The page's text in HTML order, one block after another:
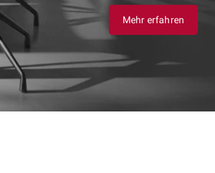
Mehr erfahren